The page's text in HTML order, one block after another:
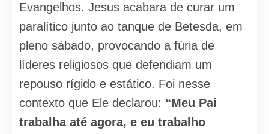
Evangelhos. Jesus acabara de curar um
paralítico junto ao tanque de Betesda, em
pleno sábado, provocando a fúria de
líderes religiosos que defendiam um
repouso rígido e estático. Foi nesse
contexto que Ele declarou: “Meu Pai
trabalha até agora, e eu trabalho